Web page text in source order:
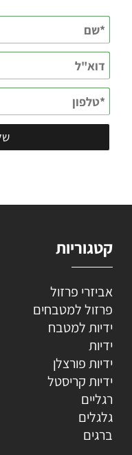
קטגוריות
אביזרי פרזול
פרזול למטבחים
ידיות למטבח
ידיות
ידיות פורצלן
ידיות קריסטל
רגליים
גלגלים
ברגים